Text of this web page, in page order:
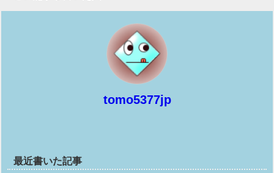
tomo5377jp
最近書いた記事